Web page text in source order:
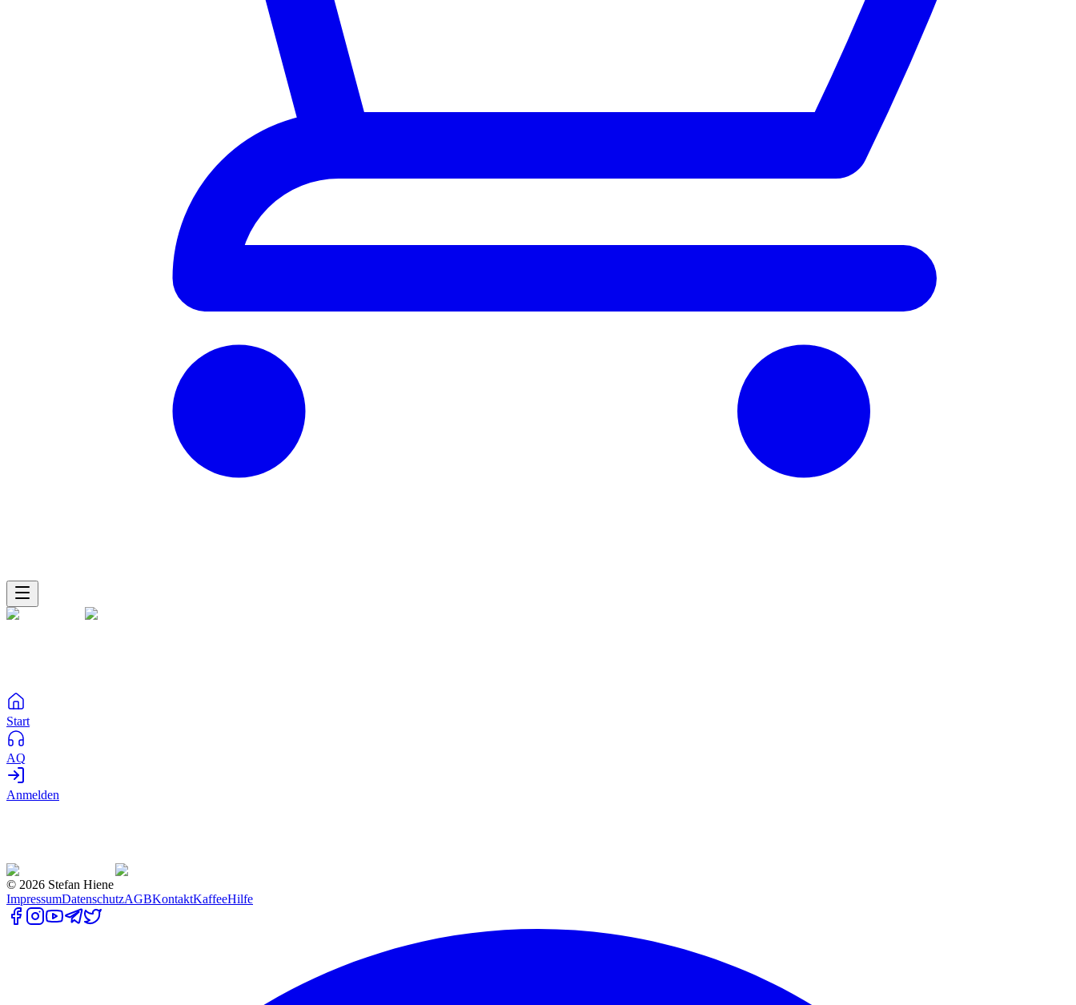
Start
AQ
Anmelden
© 2026 Stefan Hiene
ImpressumDatenschutzAGBKontaktKaffeeHilfe